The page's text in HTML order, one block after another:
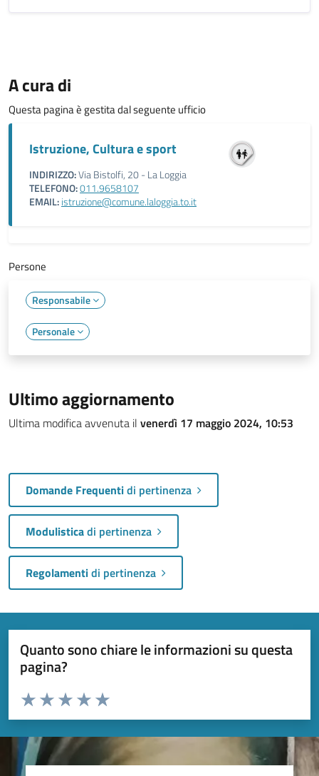
A cura di
Questa pagina è gestita dal seguente ufficio
Istruzione, Cultura e sport
INDIRIZZO:Via Bistolfi, 20 - La Loggia
TELEFONO:011.9658107
EMAIL:istruzione@comune.laloggia.to.it
Persone
Responsabile
Personale
Ultimo aggiornamento
Ultima modifica avvenuta il venerdì 17 maggio 2024, 10:53
Domande Frequentidi pertinenza
Modulisticadi pertinenza
Regolamentidi pertinenza
Quanto sono chiare le informazioni su questa
pagina?
Valuta da 1 a 5 stelle la pagina
Valuta 5 stelle su 5
Valuta 4 stelle su 5
Valuta 3 stelle su 5
Valuta 2 stelle su 5
Valuta 1 stelle su 5